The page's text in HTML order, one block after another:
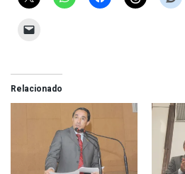
Relacionado